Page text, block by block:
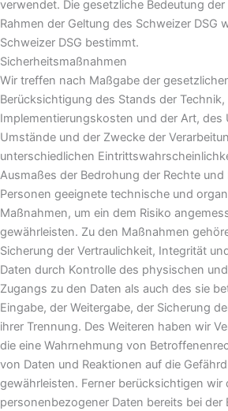
verwendet. Die gesetzliche Bedeutung
Rahmen der Geltung des Schweizer DSG
Schweizer DSG bestimmt.
Sicherheitsmaßnahmen
Wir treffen nach Maßgabe der
Berücksichtigung des Stands der Technik,
Implementierungskosten und der Art, des
Umstände und der Zwecke der
unterschiedlichen
Ausmaßes der Bedrohung der Rechte
Personen geeignete technische und
Maßnahmen, um ein dem Risiko
gewährleisten. Zu den Maßnahmen
Sicherung der Vertraulichkeit, Integrität
Daten durch Kontrolle des physischen
Zugangs zu den Daten als auch des sie
Eingabe, der Weitergabe, der Sicherung
ihrer Trennung. Des Weiteren haben wir
die eine Wahrnehmung von
von Daten und Reaktionen auf die
gewährleisten. Ferner berücksichtigen wir
personenbezogener Daten bereits bei der